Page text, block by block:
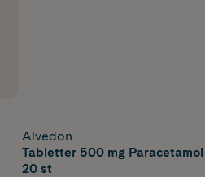
Alvedon
Tabletter 500 mg Paracetamol
20 st